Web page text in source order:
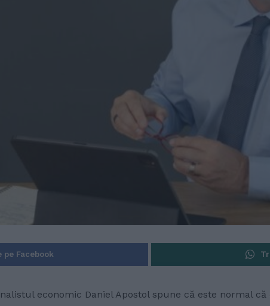
pe Facebook
economic Daniel Apostol spune că este normal